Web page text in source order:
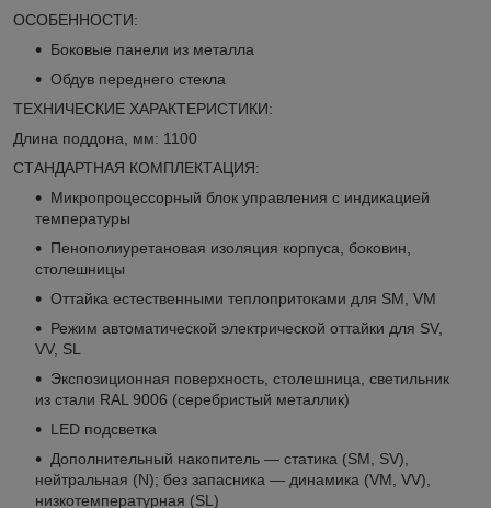
ОСОБЕННОСТИ:
Боковые панели из металла
Обдув переднего стекла
ТЕХНИЧЕСКИЕ ХАРАКТЕРИСТИКИ:
Длина поддона, мм: 1100
СТАНДАРТНАЯ КОМПЛЕКТАЦИЯ:
Микропроцессорный блок управления с индикацией
температуры
Пенополиуретановая изоляция корпуса, боковин,
столешницы
Оттайка естественными теплопритоками для SM, VM
Режим автоматической электрической оттайки для SV,
VV, SL
Экспозиционная поверхность, столешница, светильник
из стали RAL 9006 (серебристый металлик)
LED подсветка
Дополнительный накопитель — статика (SM, SV),
нейтральная (N); без запасника — динамика (VM, VV),
низкотемпературная (SL)